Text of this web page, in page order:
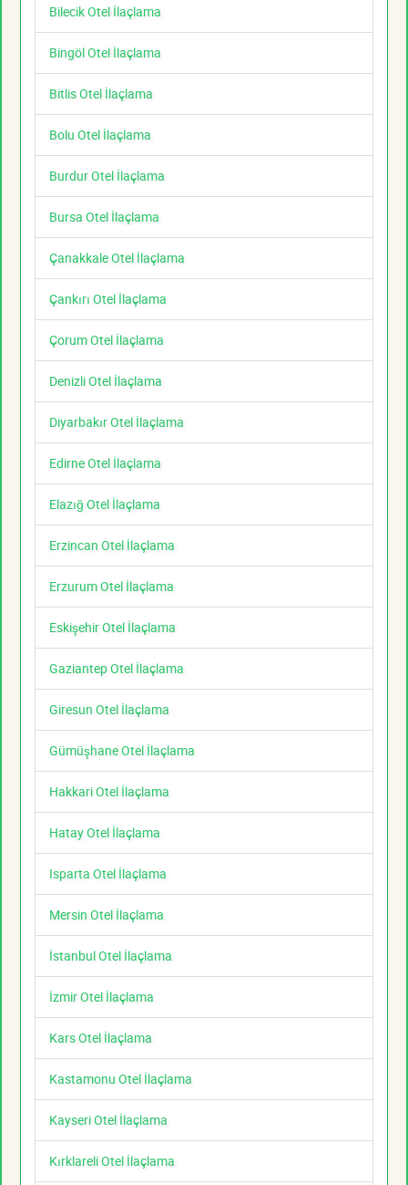
Bilecik Otel İlaçlama
Bingöl Otel İlaçlama
Bitlis Otel İlaçlama
Bolu Otel İlaçlama
Burdur Otel İlaçlama
Bursa Otel İlaçlama
Çanakkale Otel İlaçlama
Çankırı Otel İlaçlama
Çorum Otel İlaçlama
Denizli Otel İlaçlama
Diyarbakır Otel İlaçlama
Edirne Otel İlaçlama
Elazığ Otel İlaçlama
Erzincan Otel İlaçlama
Erzurum Otel İlaçlama
Eskişehir Otel İlaçlama
Gaziantep Otel İlaçlama
Giresun Otel İlaçlama
Gümüşhane Otel İlaçlama
Hakkari Otel İlaçlama
Hatay Otel İlaçlama
Isparta Otel İlaçlama
Mersin Otel İlaçlama
İstanbul Otel İlaçlama
İzmir Otel İlaçlama
Kars Otel İlaçlama
Kastamonu Otel İlaçlama
Kayseri Otel İlaçlama
Kırklareli Otel İlaçlama